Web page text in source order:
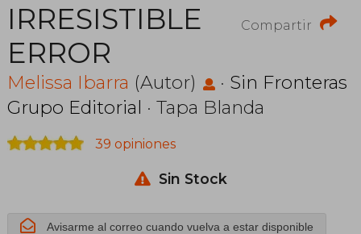
Compartir
IRRESISTIBLE
ERROR
Melissa Ibarra (Autor) · Sin Fronteras
Grupo Editorial · Tapa Blanda
39 opiniones
Sin Stock
Avisarme al correo cuando vuelva a estar disponible